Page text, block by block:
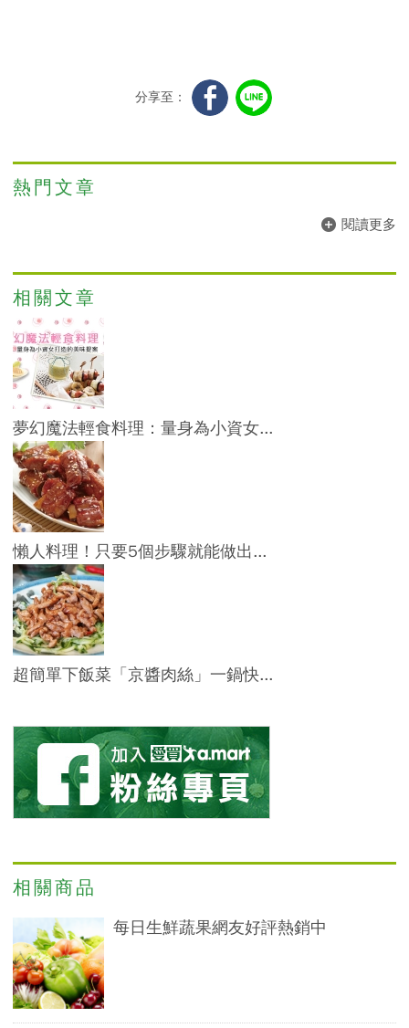
分享至：
熱門文章
閱讀更多
相關文章
夢幻魔法輕食料理：量身為小資女...
懶人料理！只要5個步驟就能做出...
超簡單下飯菜「京醬肉絲」一鍋快...
相關商品
每日生鮮蔬果網友好評熱銷中